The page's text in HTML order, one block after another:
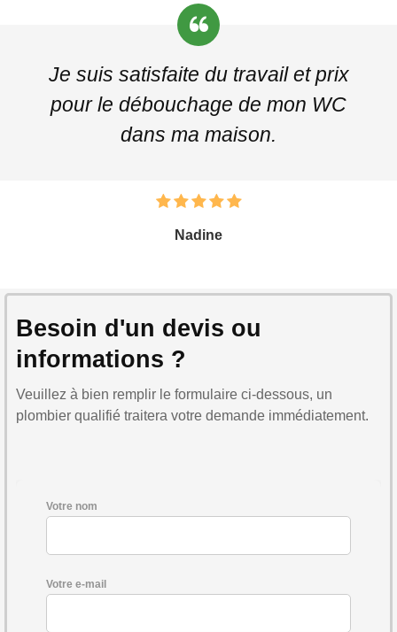
Je suis satisfaite du travail et prix
pour le débouchage de mon WC
dans ma maison.
Nadine
Besoin d'un devis ou
informations ?
Veuillez à bien remplir le formulaire ci-dessous, un
plombier qualifié traitera votre demande immédiatement.
Votre nom
Votre e-mail